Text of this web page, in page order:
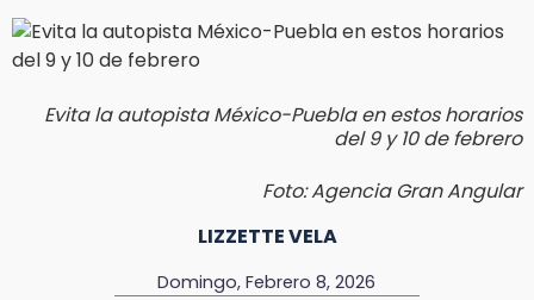
Evita la autopista México-Puebla en estos horarios
del 9 y 10 de febrero
Foto: Agencia Gran Angular
LIZZETTE VELA
Domingo, Febrero 8, 2026